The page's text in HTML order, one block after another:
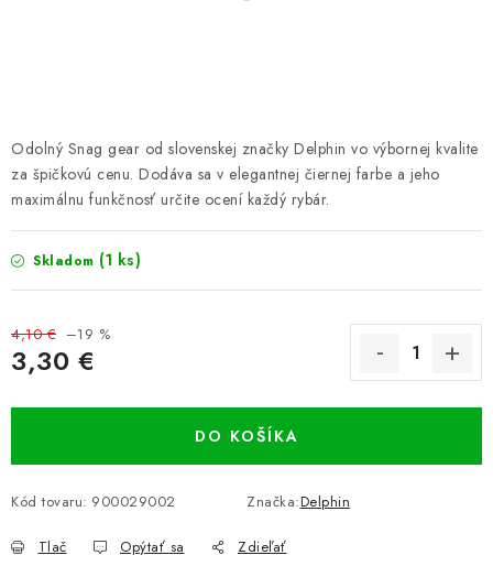
NAVIJAKY
PRÚTY
KONTAKTY
ZNAČKY
Navštívte našu predajňu vo Dvoroch nad Žitavou »
Odolný Snag gear od slovenskej značky Delphin vo výbornej kvalite
za špičkovú cenu. Dodáva sa v elegantnej čiernej farbe a jeho
maximálnu funkčnosť určite ocení každý rybár.
Skladom (1 ks)
4,10 € –19 %
3,30 €
DO KOŠÍKA
Kód tovaru: 900029002 Značka:Delphin
Tlač Opýtať sa Zdieľať